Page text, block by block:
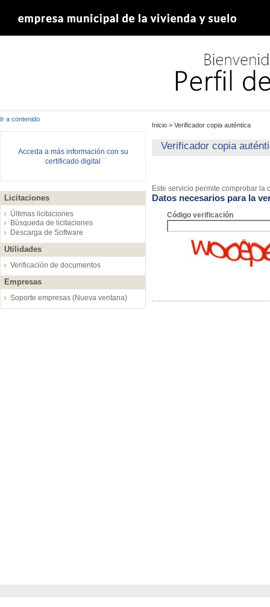
Ir a contenido
Acceda a más información con su
certificado digital
Licitaciones
Últimas licitaciones
Búsqueda de licitaciones
Descarga de Software
Utilidades
Verificación de documentos
Empresas
Soporte empresas (Nueva ventana)
Inicio > Verificador copia auténtica
Verificador copia
Este servicio permite comprobar
Datos necesarios para la
Código verificación